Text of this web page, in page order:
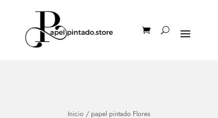
Inicio / papel pintado Flores